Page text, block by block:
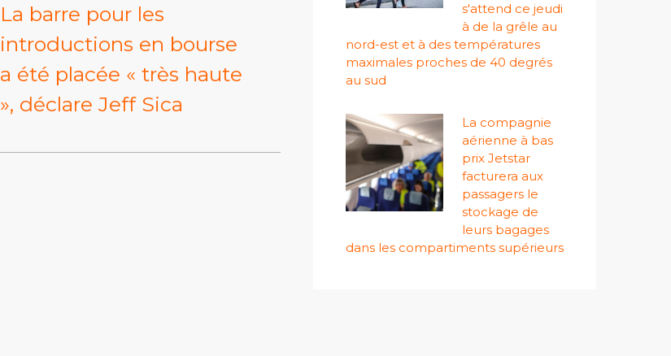
La barre pour les
introductions en bourse
a été placée « très haute
», déclare Jeff Sica
s'attend ce jeudi
à de la grêle au
nord-est et à des températures
maximales proches de 40 degrés
au sud
La compagnie
aérienne à bas
prix Jetstar
facturera aux
passagers le
stockage de
leurs bagages
dans les compartiments supérieurs